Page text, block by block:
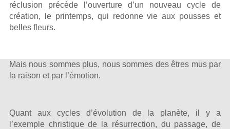
réclusion précède l’ouverture d’un nouveau cycle de
création, le printemps, qui redonne vie aux pousses et
belles fleurs.
Mais nous sommes plus, nous sommes des êtres mus par
la raison et par l’émotion.
Quant aux cycles d’évolution de la planète, il y a
l’exemple christique de la résurrection, du passage, de